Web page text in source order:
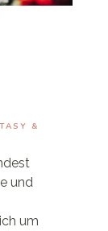
&
und
um